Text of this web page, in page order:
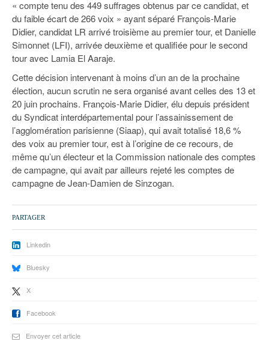
« compte tenu des 449 suffrages obtenus par ce candidat, et
du faible écart de 266 voix » ayant séparé François-Marie
Didier, candidat LR arrivé troisième au premier tour, et Danielle
Simonnet (LFI), arrivée deuxième et qualifiée pour le second
tour avec Lamia El Aaraje.
Cette décision intervenant à moins d’un an de la prochaine
élection, aucun scrutin ne sera organisé avant celles des 13 et
20 juin prochains. François-Marie Didier, élu depuis président
du Syndicat interdépartemental pour l’assainissement de
l’agglomération parisienne (Siaap), qui avait totalisé 18,6 %
des voix au premier tour, est à l’origine de ce recours, de
même qu’un électeur et la Commission nationale des comptes
de campagne, qui avait par ailleurs rejeté les comptes de
campagne de Jean-Damien de Sinzogan.
PARTAGER
Linkedin
Bluesky
X
Facebook
Envoyer cet article